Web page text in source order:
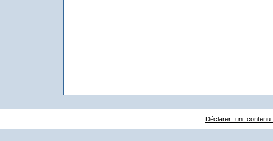
Déclarer un contenu